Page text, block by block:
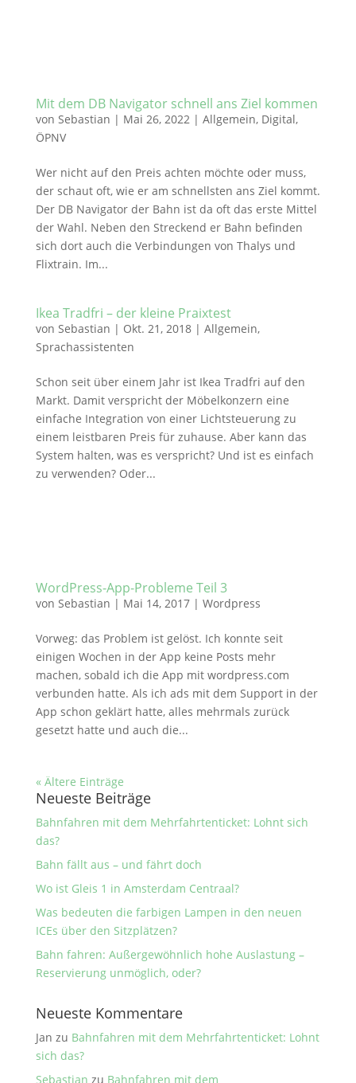
Mit dem DB Navigator schnell ans Ziel kommen
von Sebastian | Mai 26, 2022| Allgemein, Digital,
ÖPNV
Wer nicht auf den Preis achten möchte oder muss,
der schaut oft, wie er am schnellsten ans Ziel kommt.
Der DB Navigator der Bahn ist da oft das erste Mittel
der Wahl. Neben den Streckend er Bahn befinden
sich dort auch die Verbindungen von Thalys und
Flixtrain. Im...
Ikea Tradfri – der kleine Praixtest
von Sebastian | Okt. 21, 2018| Allgemein,
Sprachassistenten
Schon seit über einem Jahr ist Ikea Tradfri auf den
Markt. Damit verspricht der Möbelkonzern eine
einfache Integration von einer Lichtsteuerung zu
einem leistbaren Preis für zuhause. Aber kann das
System halten, was es verspricht? Und ist es einfach
zu verwenden? Oder...
WordPress-App-Probleme Teil 3
von Sebastian | Mai 14, 2017| Wordpress
Vorweg: das Problem ist gelöst. Ich konnte seit
einigen Wochen in der App keine Posts mehr
machen, sobald ich die App mit wordpress.com
verbunden hatte. Als ich ads mit dem Support in der
App schon geklärt hatte, alles mehrmals zurück
gesetzt hatte und auch die...
« Ältere Einträge
Neueste Beiträge
Bahnfahren mit dem Mehrfahrtenticket: Lohnt sich
das?
Bahn fällt aus – und fährt doch
Wo ist Gleis 1 in Amsterdam Centraal?
Was bedeuten die farbigen Lampen in den neuen
ICEs über den Sitzplätzen?
Bahn fahren: Außergewöhnlich hohe Auslastung –
Reservierung unmöglich, oder?
Neueste Kommentare
Jan zu Bahnfahren mit dem Mehrfahrtenticket: Lohnt
sich das?
Sebastian zu Bahnfahren mit dem